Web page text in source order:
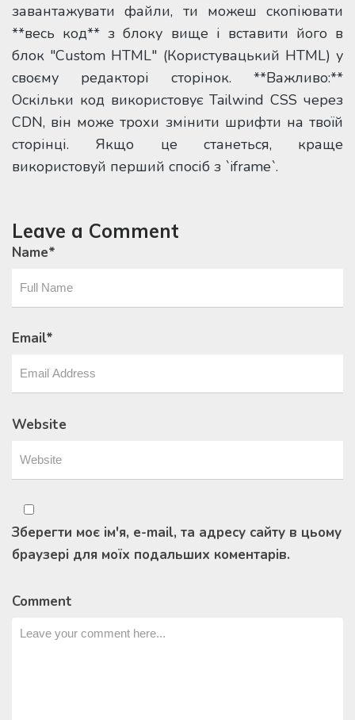
завантажувати файли, ти можеш скопіювати
**весь код** з блоку вище і вставити його в
блок "Custom HTML" (Користувацький HTML) у
своєму редакторі сторінок. **Важливо:**
Оскільки код використовує Tailwind CSS через
CDN, він може трохи змінити шрифти на твоїй
сторінці. Якщо це станеться, краще
використовуй перший спосіб з `iframe`.
Leave a Comment
Name*
Email*
Website
Зберегти моє ім'я, e-mail, та адресу сайту в цьому
браузері для моїх подальших коментарів.
Comment